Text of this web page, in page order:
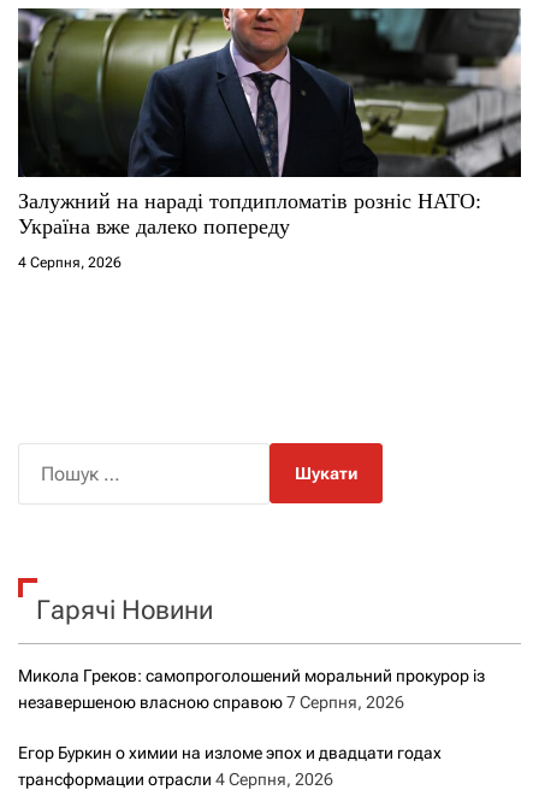
Залужний на нараді топдипломатів розніс НАТО:
Україна вже далеко попереду
4 Серпня, 2026
к
Гарячі Новини
Микола Греков: самопроголошений моральний прокурор із
незавершеною власною справою7 Серпня, 2026
Егор Буркин о химии на изломе эпох и двадцати годах
трансформации отрасли 4 Серпня, 2026